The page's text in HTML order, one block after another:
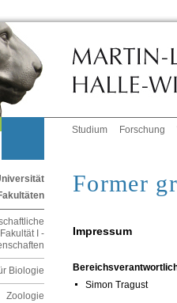
Studium Forschung
Fakultät I -
Biologie
Zoologie
Former
Impressum
Simon Tragust